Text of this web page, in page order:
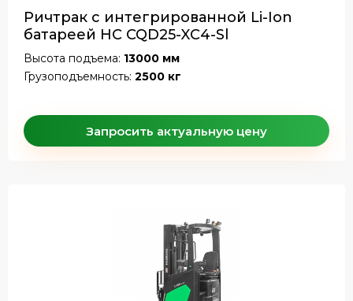
Ричтрак с интегрированной Li-Ion
батареей HC CQD25-XC4-Sl
Высота подъема: 13000 мм
Грузоподъемность: 2500 кг
Запросить актуальную цену